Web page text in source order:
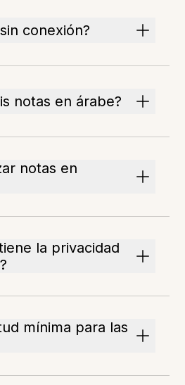
conexión?
notas en árabe?
notas en
la privacidad
mínima para las